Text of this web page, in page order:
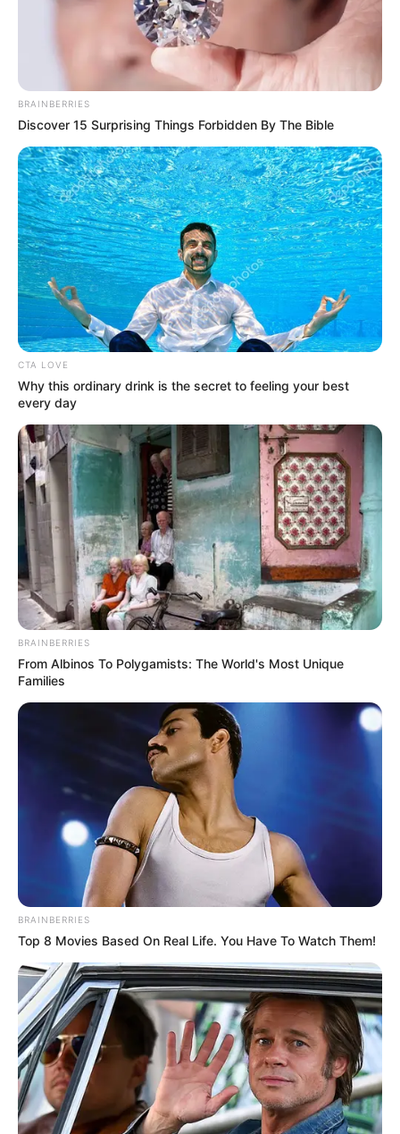
BRAINBERRIES
Discover 15 Surprising Things Forbidden By The Bible
CTA LOVE
Why this ordinary drink is the secret to feeling your best
every day
BRAINBERRIES
From Albinos To Polygamists: The World's Most Unique
Families
BRAINBERRIES
Top 8 Movies Based On Real Life. You Have To Watch Them!